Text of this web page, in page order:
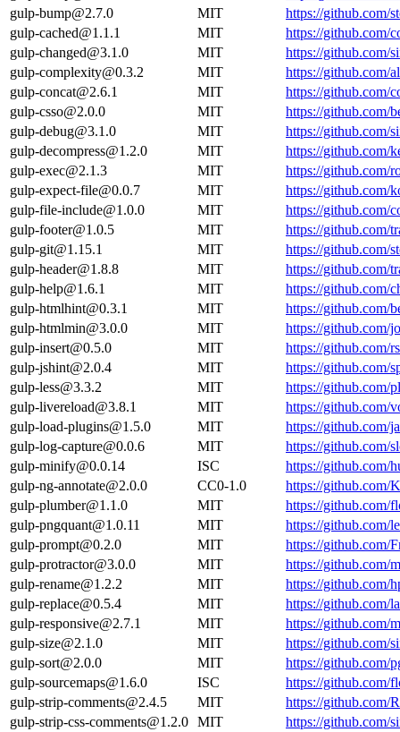
gulp-bump@2.7.0
MIT
https://github.com/
gulp-cached@1.1.1
MIT
https://github.com/
gulp-changed@3.1.0
MIT
https://github.com/
gulp-complexity@0.3.2
MIT
https://github.com/
gulp-concat@2.6.1
MIT
https://github.com/
gulp-csso@2.0.0
MIT
https://github.com/
gulp-debug@3.1.0
MIT
https://github.com/
gulp-decompress@1.2.0
MIT
https://github.com/
gulp-exec@2.1.3
MIT
https://github.com/
gulp-expect-file@0.0.7
MIT
https://github.com/
gulp-file-include@1.0.0
MIT
https://github.com/
gulp-footer@1.0.5
MIT
https://github.com/
gulp-git@1.15.1
MIT
https://github.com/
gulp-header@1.8.8
MIT
https://github.com/
gulp-help@1.6.1
MIT
https://github.com/
gulp-htmlhint@0.3.1
MIT
https://github.com/
gulp-htmlmin@3.0.0
MIT
https://github.com/
gulp-insert@0.5.0
MIT
https://github.com/
gulp-jshint@2.0.4
MIT
https://github.com/
gulp-less@3.3.2
MIT
https://github.com/
gulp-livereload@3.8.1
MIT
https://github.com/
gulp-load-plugins@1.5.0
MIT
https://github.com/
gulp-log-capture@0.0.6
MIT
https://github.com/
gulp-minify@0.0.14
ISC
https://github.com/
gulp-ng-annotate@2.0.0
CC0-1.0
https://github.com/
gulp-plumber@1.1.0
MIT
https://github.com/
gulp-pngquant@1.0.11
MIT
https://github.com/
gulp-prompt@0.2.0
MIT
https://github.com/
gulp-protractor@3.0.0
MIT
https://github.com/
gulp-rename@1.2.2
MIT
https://github.com/
gulp-replace@0.5.4
MIT
https://github.com/
gulp-responsive@2.7.1
MIT
https://github.com/
gulp-size@2.1.0
MIT
https://github.com/
gulp-sort@2.0.0
MIT
https://github.com/
gulp-sourcemaps@1.6.0
ISC
https://github.com/
gulp-strip-comments@2.4.5
MIT
https://github.com/
gulp-strip-css-comments@1.2.0 MIT https://github.com/